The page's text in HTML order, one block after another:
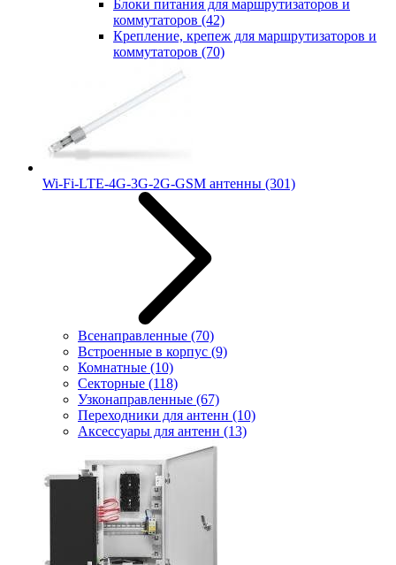
Блоки питания для маршрутизаторов и
коммутаторов (42)
Крепление, крепеж для маршрутизаторов и
коммутаторов (70)
Wi-Fi-LTE-4G-3G-2G-GSM антенны (301)
Всенаправленные (70)
Встроенные в корпус (9)
Комнатные (10)
Секторные (118)
Узконаправленные (67)
Переходники для антенн (10)
Аксессуары для антенн (13)